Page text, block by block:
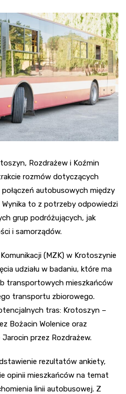
Rozdrażew i Koźmin
rozmów dotyczących
autobusowych między
to z potrzeby odpowiedzi
grup podróżujących, jak
i samorządów.
(MZK) w Krotoszynie
udziału w badaniu, które ma
transportowych mieszkańców
transportu zbiorowego.
tras: Krotoszyn –
Bożacin Wolenice oraz
przez Rozdrażew.
rezultatów ankiety,
opinii mieszkańców na temat
linii autobusowej. Z